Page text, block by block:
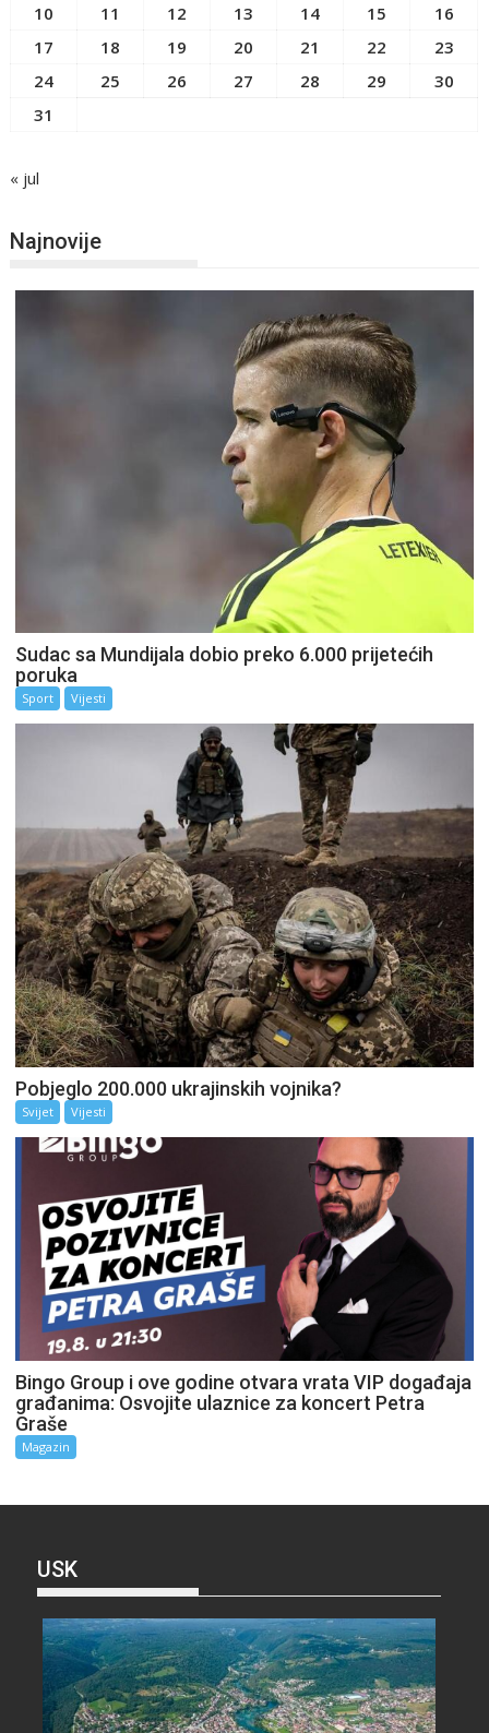
10
11 12 13 14 15
16
17
18 19 20 21 22
23
24
25 26 27 28 29
30
31
« jul
Najnovije
Sudac sa Mundijala dobio preko 6.000 prijetećih
poruka
Sport Vijesti
Pobjeglo 200.000 ukrajinskih vojnika?
Svijet Vijesti
Bingo Group i ove godine otvara vrata VIP događaja
građanima: Osvojite ulaznice za koncert Petra
Graše
Magazin
USK